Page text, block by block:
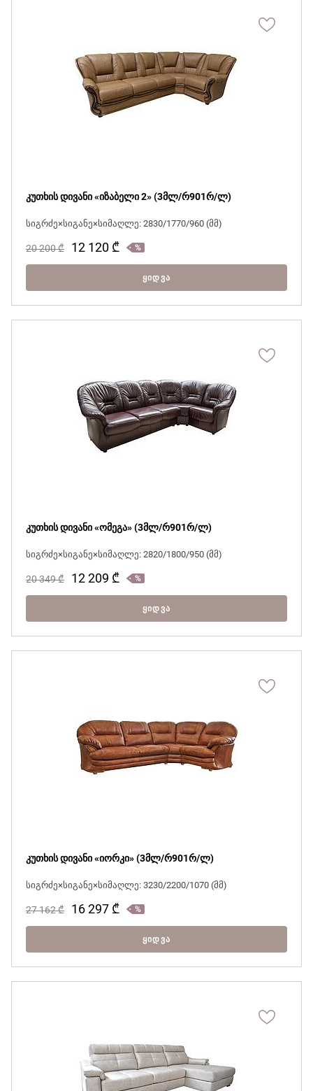
მჭირდება ვიდეოკონსულტაცია
კუთხის დივანი «იზაბელი 2» (3მლ/რ901რ/ლ)
სიგრძე×სიგანე×სიმაღლე: 2830/1770/960 (მმ)
20 200₾ 12 120 ₾
ᲧᲘᲓᲕᲐ
კუთხის დივანი «ომეგა» (3მლ/რ901რ/ლ)
სიგრძე×სიგანე×სიმაღლე: 2820/1800/950 (მმ)
20 349₾ 12 209 ₾
ᲧᲘᲓᲕᲐ
კუთხის დივანი «იორკი» (3მლ/რ901რ/ლ)
სიგრძე×სიგანე×სიმაღლე: 3230/2200/1070 (მმ)
27 162₾ 16 297 ₾
ᲧᲘᲓᲕᲐ